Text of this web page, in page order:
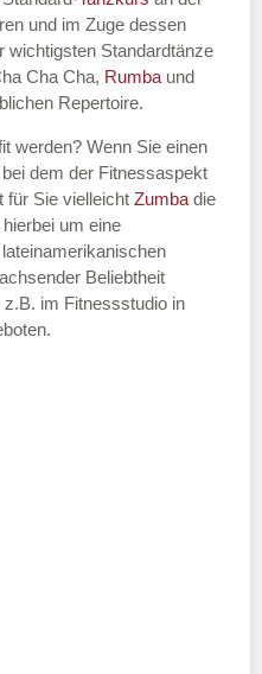
und im Zuge dessen
wichtigsten Standardtänze
Cha Cha, Rumba und
Repertoire.
werden? Wenn Sie einen
dem der Fitnessaspekt
für Sie vielleicht Zumba die
um eine
Beliebtheit
im Fitnessstudio in